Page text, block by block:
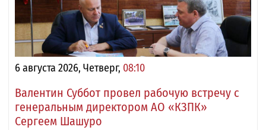
6 августа 2026, Четверг, 08:10
Валентин Суббот провел рабочую встречу с
генеральным директором АО «КЗПК»
Сергеем Шашуро